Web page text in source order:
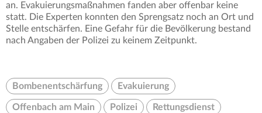
an. Evakuierungsmaßnahmen fanden aber offenbar keine
statt. Die Experten konnten den Sprengsatz noch an Ort und
Stelle entschärfen. Eine Gefahr für die Bevölkerung bestand
nach Angaben der Polizei zu keinem Zeitpunkt.
Bombenentschärfung Evakuierung
Offenbach am Main Polizei Rettungsdienst